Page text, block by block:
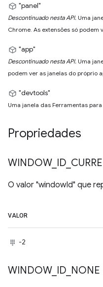
"panel"
Descontinuado nesta API. Uma
Chrome. As extensões só podem
"app"
Descontinuado nesta API. Uma
podem ver as janelas do próprio
"devtools"
Uma janela das Ferramentas
Propriedades
WINDOW_ ID
O valor "windowId" que
VALOR
-2
WINDOW_ ID NONE